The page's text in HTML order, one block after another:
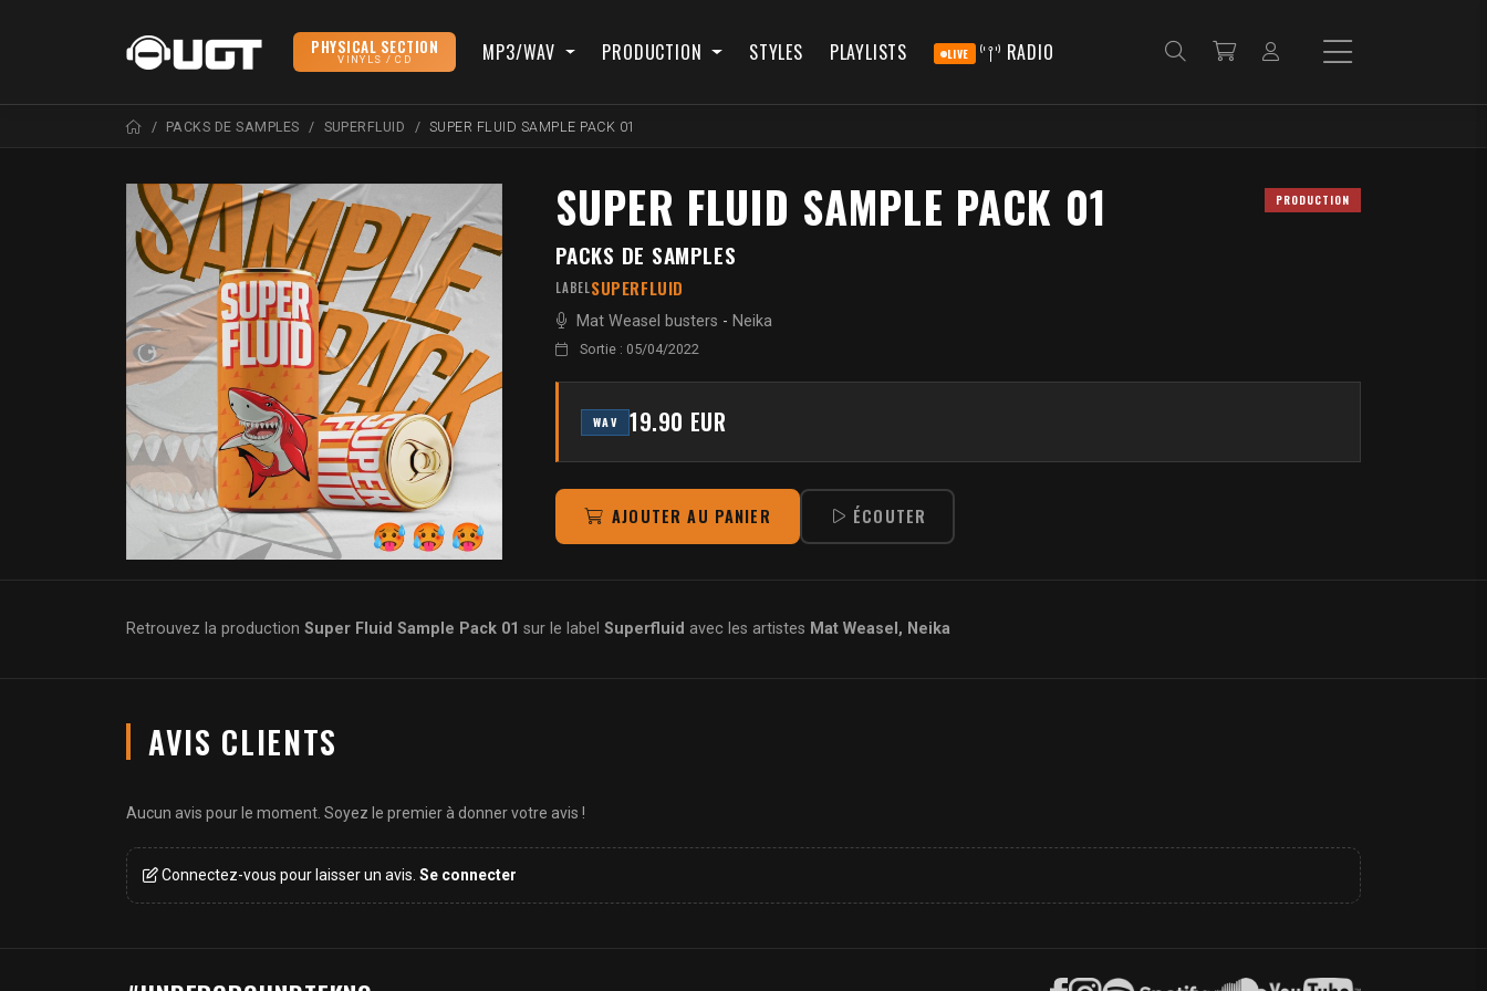
PHYSICAL SECTION
VINYLS / CD MP3/WAV PRODUCTION STYLES PLAYLISTS LIVE RADIO
PACKS DE SAMPLES SUPERFLUID SUPER FLUID SAMPLE PACK 01
SUPER FLUID SAMPLE PACK 01 PRODUCTION
PACKS DE SAMPLES
LABELSUPERFLUID
Mat Weasel busters - Neika
Sortie : 05/04/2022
WAV 19.90 EUR
AJOUTER AU PANIER ÉCOUTER
Retrouvez la production Super Fluid Sample Pack 01 sur le label Superfluid avec les artistes Mat Weasel, Neika
AVIS CLIENTS
Aucun avis pour le moment. Soyez le premier à donner votre avis !
Connectez-vous pour laisser un avis. Se connecter